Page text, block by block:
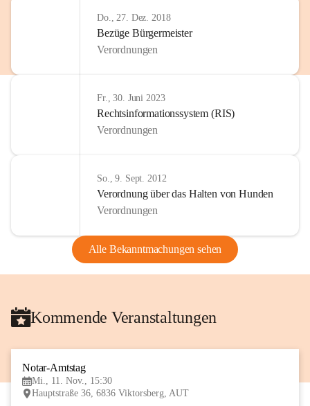
Do., 27. Dez. 2018
Bezüge Bürgermeister
Verordnungen
Fr., 30. Juni 2023
Rechtsinformationssystem (RIS)
Verordnungen
So., 9. Sept. 2012
Verordnung über das Halten von Hunden
Verordnungen
Alle Bekanntmachungen sehen
Kommende Veranstaltungen
Notar-Amtstag
Mi., 11. Nov., 15:30
Hauptstraße 36, 6836 Viktorsberg, AUT